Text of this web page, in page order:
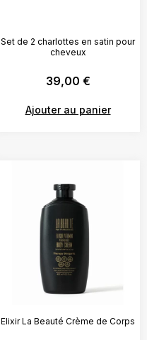
Set de 2 charlottes en satin pour
cheveux
39,00 €
Ajouter au panier
Elixir La Beauté Crème de Corps